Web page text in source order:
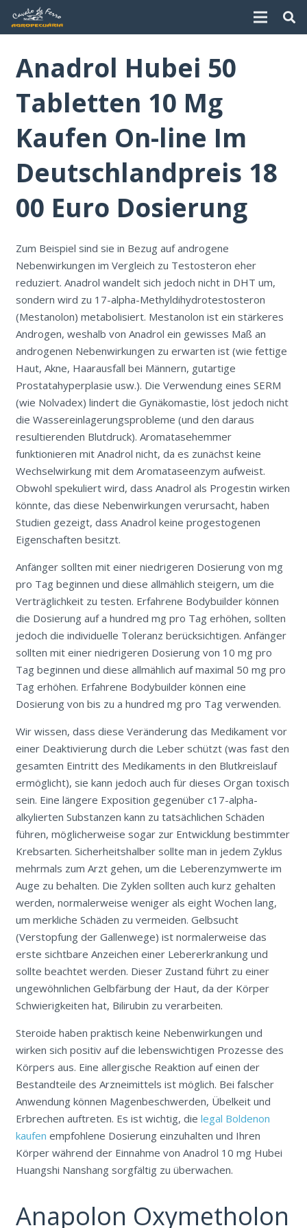
Anadrol Hubei 50
Tabletten 10 Mg
Kaufen On-line Im
Deutschlandpreis 18
00 Euro Dosierung
Zum Beispiel sind sie in Bezug auf androgene
Nebenwirkungen im Vergleich zu Testosteron eher
reduziert. Anadrol wandelt sich jedoch nicht in DHT um,
sondern wird zu 17-alpha-Methyldihydrotestosteron
(Mestanolon) metabolisiert. Mestanolon ist ein stärkeres
Androgen, weshalb von Anadrol ein gewisses Maß an
androgenen Nebenwirkungen zu erwarten ist (wie fettige
Haut, Akne, Haarausfall bei Männern, gutartige
Prostatahyperplasie usw.). Die Verwendung eines SERM
(wie Nolvadex) lindert die Gynäkomastie, löst jedoch nicht
die Wassereinlagerungsprobleme (und den daraus
resultierenden Blutdruck). Aromatasehemmer
funktionieren mit Anadrol nicht, da es zunächst keine
Wechselwirkung mit dem Aromataseenzym aufweist.
Obwohl spekuliert wird, dass Anadrol als Progestin wirken
könnte, das diese Nebenwirkungen verursacht, haben
Studien gezeigt, dass Anadrol keine progestogenen
Eigenschaften besitzt.
Anfänger sollten mit einer niedrigeren Dosierung von mg
pro Tag beginnen und diese allmählich steigern, um die
Verträglichkeit zu testen. Erfahrene Bodybuilder können
die Dosierung auf a hundred mg pro Tag erhöhen, sollten
jedoch die individuelle Toleranz berücksichtigen. Anfänger
sollten mit einer niedrigeren Dosierung von 10 mg pro
Tag beginnen und diese allmählich auf maximal 50 mg pro
Tag erhöhen. Erfahrene Bodybuilder können eine
Dosierung von bis zu a hundred mg pro Tag verwenden.
Wir wissen, dass diese Veränderung das Medikament vor
einer Deaktivierung durch die Leber schützt (was fast den
gesamten Eintritt des Medikaments in den Blutkreislauf
ermöglicht), sie kann jedoch auch für dieses Organ toxisch
sein. Eine längere Exposition gegenüber c17-alpha-
alkylierten Substanzen kann zu tatsächlichen Schäden
führen, möglicherweise sogar zur Entwicklung bestimmter
Krebsarten. Sicherheitshalber sollte man in jedem Zyklus
mehrmals zum Arzt gehen, um die Leberenzymwerte im
Auge zu behalten. Die Zyklen sollten auch kurz gehalten
werden, normalerweise weniger als eight Wochen lang,
um merkliche Schäden zu vermeiden. Gelbsucht
(Verstopfung der Gallenwege) ist normalerweise das
erste sichtbare Anzeichen einer Lebererkrankung und
sollte beachtet werden. Dieser Zustand führt zu einer
ungewöhnlichen Gelbfärbung der Haut, da der Körper
Schwierigkeiten hat, Bilirubin zu verarbeiten.
Steroide haben praktisch keine Nebenwirkungen und
wirken sich positiv auf die lebenswichtigen Prozesse des
Körpers aus. Eine allergische Reaktion auf einen der
Bestandteile des Arzneimittels ist möglich. Bei falscher
Anwendung können Magenbeschwerden, Übelkeit und
Erbrechen auftreten. Es ist wichtig, die legal Boldenon
kaufen empfohlene Dosierung einzuhalten und Ihren
Körper während der Einnahme von Anadrol 10 mg Hubei
Huangshi Nanshang sorgfältig zu überwachen.
Anapolon Oxymetholon